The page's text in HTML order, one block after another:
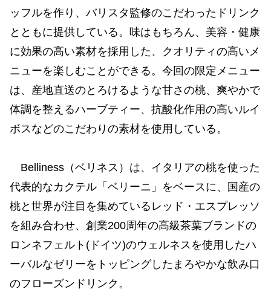
ッフルを作り、バリスタ監修のこだわったドリンク
とともに提供している。味はもちろん、美容・健康
に効果の高い素材を採用した、クオリティの高いメ
ニューを楽しむことができる。今回の限定メニュー
は、産地直送のとろけるような甘さの桃、爽やかで
体調を整えるハーブティー、抗酸化作用の高いルイ
ボスなどのこだわりの素材を使用している。
Belliness（ベリネス）は、イタリアの桃を使った
代表的なカクテル「ベリーニ」をベースに、国産の
桃と世界が注目を集めているレッド・エスプレッソ
を組み合わせ、創業200周年の高級茶葉ブランドの
ロンネフェルト(ドイツ)のウェルネスを使用したハ
ーバルなゼリーをトッピングしたまろやかな飲み口
のフローズンドリンク。